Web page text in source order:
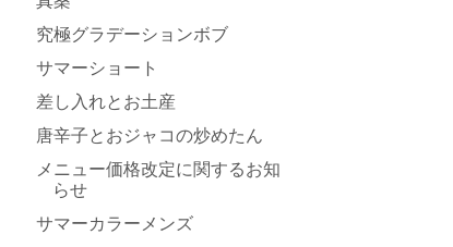
究極グラデーションボブ
サマーショート
差し入れとお土産
唐辛子とおジャコの炒めたん
メニュー価格改定に関するお知
らせ
サマーカラーメンズ